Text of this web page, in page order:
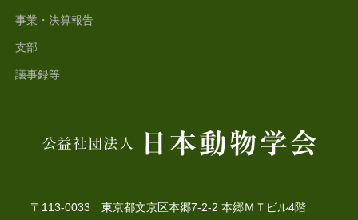
事業・決算報告
支部
議事録等
〒113-0033 東京都文京区本郷7-2-2 本郷ＭＴビル4階